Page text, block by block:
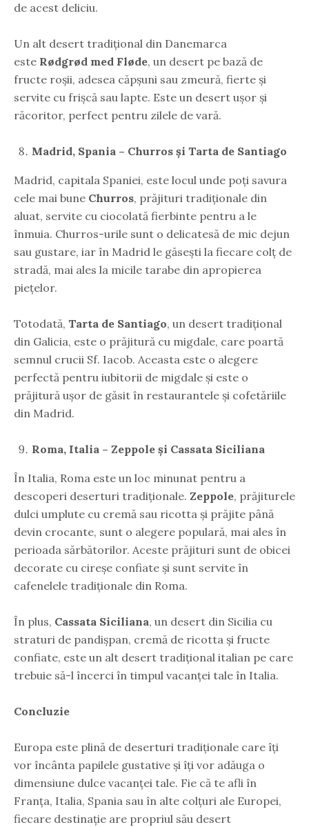
de acest deliciu.
Un alt desert tradițional din Danemarca
este Rødgrød med Fløde, un desert pe bază de
fructe roșii, adesea căpșuni sau zmeură, fierte și
servite cu frișcă sau lapte. Este un desert ușor și
răcoritor, perfect pentru zilele de vară.
Madrid, Spania – Churros și Tarta de Santiago
Madrid, capitala Spaniei, este locul unde poți savura
cele mai bune Churros, prăjituri tradiționale din
aluat, servite cu ciocolată fierbinte pentru a le
înmuia. Churros-urile sunt o delicatesă de mic dejun
sau gustare, iar în Madrid le găsești la fiecare colț de
stradă, mai ales la micile tarabe din apropierea
piețelor.
Totodată, Tarta de Santiago, un desert tradițional
din Galicia, este o prăjitură cu migdale, care poartă
semnul crucii Sf. Iacob. Aceasta este o alegere
perfectă pentru iubitorii de migdale și este o
prăjitură ușor de găsit în restaurantele și cofetăriile
din Madrid.
Roma, Italia – Zeppole și Cassata Siciliana
În Italia, Roma este un loc minunat pentru a
descoperi deserturi tradiționale. Zeppole, prăjiturele
dulci umplute cu cremă sau ricotta și prăjite până
devin crocante, sunt o alegere populară, mai ales în
perioada sărbătorilor. Aceste prăjituri sunt de obicei
decorate cu cireșe confiate și sunt servite în
cafenelele tradiționale din Roma.
În plus, Cassata Siciliana, un desert din Sicilia cu
straturi de pandișpan, cremă de ricotta și fructe
confiate, este un alt desert tradițional italian pe care
trebuie să-l încerci în timpul vacanței tale în Italia.
Concluzie
Europa este plină de deserturi tradiționale care îți
vor încânta papilele gustative și îți vor adăuga o
dimensiune dulce vacanței tale. Fie că te afli în
Franța, Italia, Spania sau în alte colțuri ale Europei,
fiecare destinație are propriul său desert